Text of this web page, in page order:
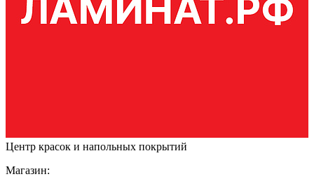
Центр красок и напольных покрытий
Магазин: